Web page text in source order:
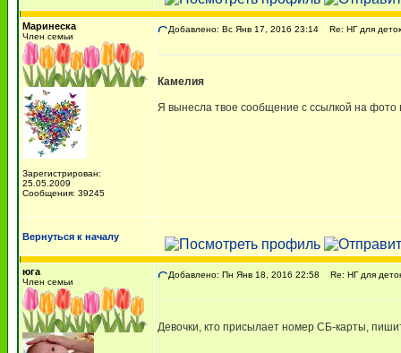
Маринеска
Член семьи
Зарегистрирован:
25.05.2009
Сообщения: 39245
Добавлено: Вс Янв 17, 2016 23:14 Re: НГ для
Камелия
Я вынесла твое сообщение с ссылкой на фото
Вернуться к началу
юга
Член семьи
Добавлено: Пн Янв 18, 2016 22:58 Re: НГ для
Девочки, кто присылает номер СБ-карты,